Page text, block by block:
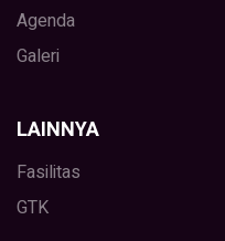
Agenda
Galeri
LAINNYA
Fasilitas
GTK